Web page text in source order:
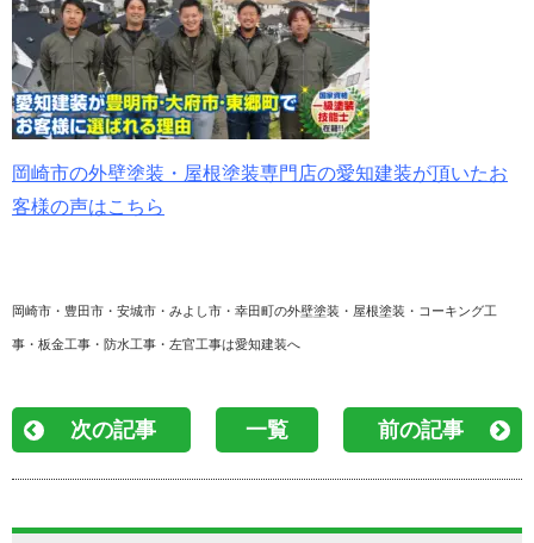
岡崎市の外壁塗装・屋根塗装専門店の愛知建装が頂いたお
客様の声はこちら
岡崎市・豊田市・安城市・みよし市・幸田町の外壁塗装・屋根塗装・コーキング工
事・板金工事・防水工事・左官工事は愛知建装へ
次の記事 一覧 前の記事